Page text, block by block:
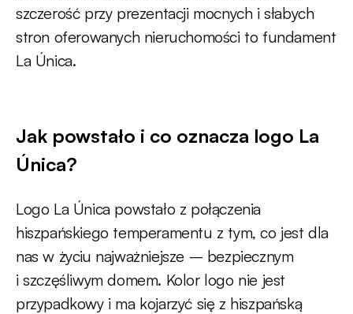
szczerość przy prezentacji mocnych i słabych
stron oferowanych nieruchomości to fundament
La Única.
Jak powstało i co oznacza logo La
Única?
Logo La Única powstało z połączenia
hiszpańskiego temperamentu z tym, co jest dla
nas w życiu najważniejsze – bezpiecznym
i szczęśliwym domem. Kolor logo nie jest
przypadkowy i ma kojarzyć się z hiszpańską